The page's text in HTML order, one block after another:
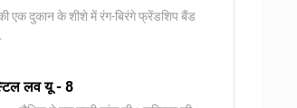
एक दुकान के शीशे में रंग-बिरंगे फ्रेंडशिप बैंड
लव यू - 8